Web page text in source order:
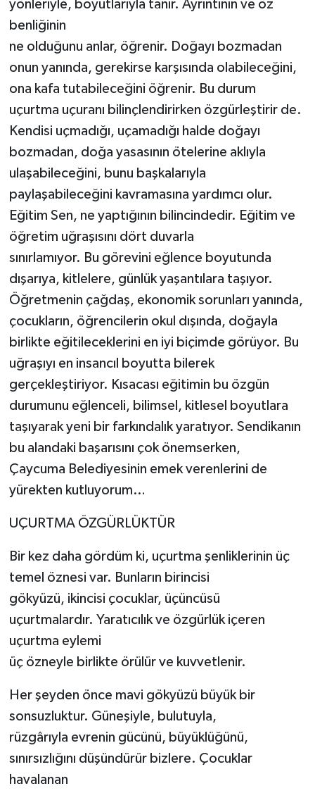
yönleriyle, boyutlarıyla tanır. Ayrıntının ve öz
benliğinin
ne olduğunu anlar, öğrenir. Doğayı bozmadan
onun yanında, gerekirse karşısında olabileceğini,
ona kafa tutabileceğini öğrenir. Bu durum
uçurtma uçuranı bilinçlendirirken özgürleştirir de.
Kendisi uçmadığı, uçamadığı halde doğayı
bozmadan, doğa yasasının ötelerine aklıyla
ulaşabileceğini, bunu başkalarıyla
paylaşabileceğini kavramasına yardımcı olur.
Eğitim Sen, ne yaptığının bilincindedir. Eğitim ve
öğretim uğraşısını dört duvarla
sınırlamıyor. Bu görevini eğlence boyutunda
dışarıya, kitlelere, günlük yaşantılara taşıyor.
Öğretmenin çağdaş, ekonomik sorunları yanında,
çocukların, öğrencilerin okul dışında, doğayla
birlikte eğitileceklerini en iyi biçimde görüyor. Bu
uğraşıyı en insancıl boyutta bilerek
gerçekleştiriyor. Kısacası eğitimin bu özgün
durumunu eğlenceli, bilimsel, kitlesel boyutlara
taşıyarak yeni bir farkındalık yaratıyor. Sendikanın
bu alandaki başarısını çok önemserken,
Çaycuma Belediyesinin emek verenlerini de
yürekten kutluyorum…
UÇURTMA ÖZGÜRLÜKTÜR
Bir kez daha gördüm ki, uçurtma şenliklerinin üç
temel öznesi var. Bunların birincisi
gökyüzü, ikincisi çocuklar, üçüncüsü
uçurtmalardır. Yaratıcılık ve özgürlük içeren
uçurtma eylemi
üç özneyle birlikte örülür ve kuvvetlenir.
Her şeyden önce mavi gökyüzü büyük bir
sonsuzluktur. Güneşiyle, bulutuyla,
rüzgârıyla evrenin gücünü, büyüklüğünü,
sınırsızlığını düşündürür bizlere. Çocuklar
havalanan